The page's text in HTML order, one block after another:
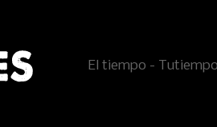
El tiempo -